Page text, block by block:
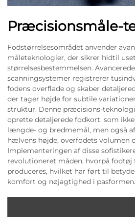
Præcisionsmåle-
Fodstørrelsesområdet anvender
måleteknologier, der sikrer hidtil
størrelsesbestemmelsen.
scanningsystemer registrerer
fodens overflade og skaber
der tager højde for subtile
struktur. Denne præcisions-
oprette detaljerede fodkort, som
længde- og bredmemål, men også
hælvens højde, overfodets volumen
Implementeringen af disse
revolutioneret måden, hvorpå fodtøj
produceres, hvilket har ført til
komfort og nøjagtighed i pasformen.